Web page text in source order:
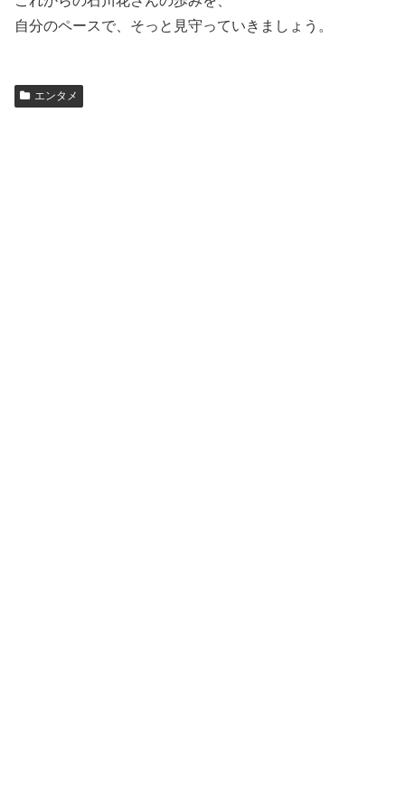
自分のペースで、そっと見守っていきましょう。
エンタメ